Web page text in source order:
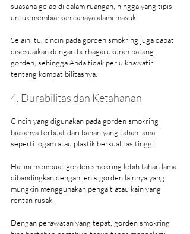
suasana gelap di dalam ruangan, hingga yang tipis
untuk membiarkan cahaya alami masuk.
Selain itu, cincin pada gorden smokring juga dapat
disesuaikan dengan berbagai ukuran batang
gorden, sehingga Anda tidak perlu khawatir
tentang kompatibilitasnya.
4. Durabilitas dan Ketahanan
Cincin yang digunakan pada gorden smokring
biasanya terbuat dari bahan yang tahan lama,
seperti logam atau plastik berkualitas tinggi.
Hal ini membuat gorden smokring lebih tahan lama
dibandingkan dengan jenis gorden lainnya yang
mungkin menggunakan pengait atau kain yang
rentan rusak.
Dengan perawatan yang tepat, gorden smokring